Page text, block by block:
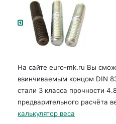
На сайте euro-mk.ru Вы
ввинчиваемым концом DIN
стали 3 класса прочности
предварительного расчёта
калькулятор веса